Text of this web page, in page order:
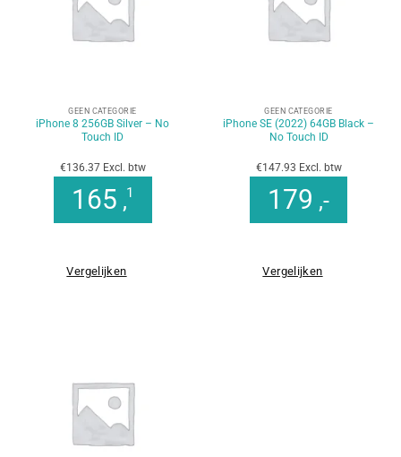
GEEN CATEGORIE
iPhone 8 256GB Silver – No
Touch ID
€136.37 Excl. btw
165 ,1
Vergelijken
GEEN CATEGORIE
iPhone SE (2022) 64GB Black –
No Touch ID
€147.93 Excl. btw
179 ,-
Vergelijken